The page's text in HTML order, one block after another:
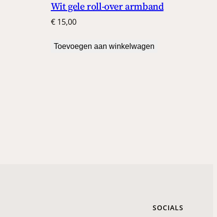
Wit gele roll-over armband
€15,00
Toevoegen aan winkelwagen
SOCIALS